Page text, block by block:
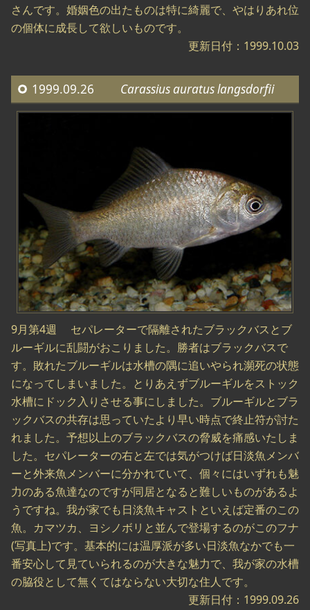
さんです。婚姻色の出たものは特に綺麗で、やはりあれ位
の個体に成長して欲しいものです。
更新日付：1999.10.03
1999.09.26 Carassius auratus langsdorfii
9月第4週 セパレーターで隔離されたブラックバスとブ
ルーギルに乱闘がおこりました。勝者はブラックバスで
す。敗れたブルーギルは水槽の隅に追いやられ瀕死の状態
になってしまいました。とりあえずブルーギルをストック
水槽にドック入りさせる事にしました。ブルーギルとブラ
ックバスの共存は思っていたより早い時点で終止符が討た
れました。予想以上のブラックバスの脅威を痛感いたしま
した。セパレーターの右と左では気がつけば日淡魚メンバ
ーと外来魚メンバーに分かれていて、個々にはいずれも魅
力のある魚達なのですが同居となると難しいものがあるよ
うですね。我が家でも日淡魚キャストといえば定番のこの
魚。カマツカ、ヨシノボリと並んで登場するのがこのフナ
(写真上)です。基本的には温厚派が多い日淡魚なかでも一
番安心して見ていられるのが大きな魅力で、我が家の水槽
の脇役として無くてはならない大切な住人です。
更新日付：1999.09.26